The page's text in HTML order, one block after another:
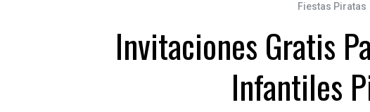
Fiestas Piratas
Invitaciones Gratis
Infantiles